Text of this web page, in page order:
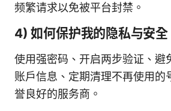
频繁请求以免被平台封禁。
4) 如何保护我的隐私与安全
使用强密码、开启两步验证、避
账户信息、定期清理不再使用的
誉良好的服务商。